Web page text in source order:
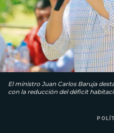
El ministro Juan Carlos Baruja
con la reducción del déficit